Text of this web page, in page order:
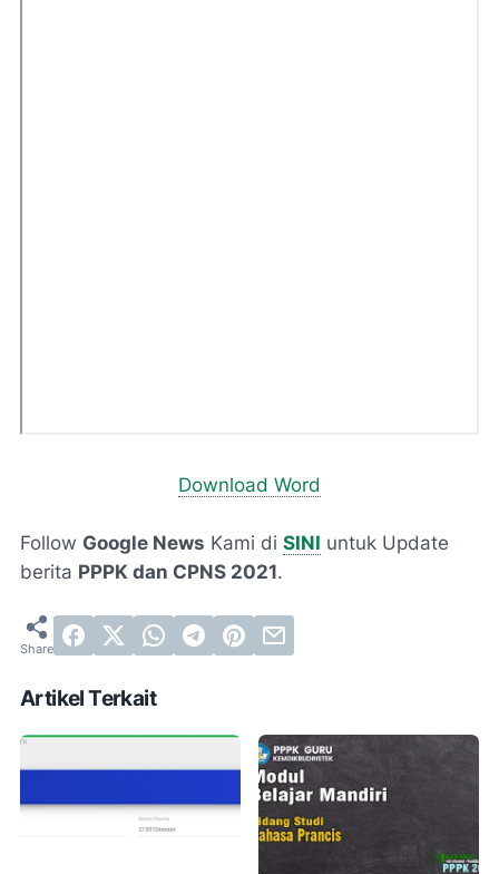
Download Word
Follow Google News Kami di SINI untuk Update
berita PPPK dan CPNS 2021.
Artikel Terkait